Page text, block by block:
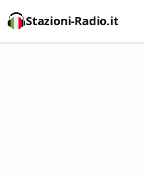
Stazioni-Radio.it